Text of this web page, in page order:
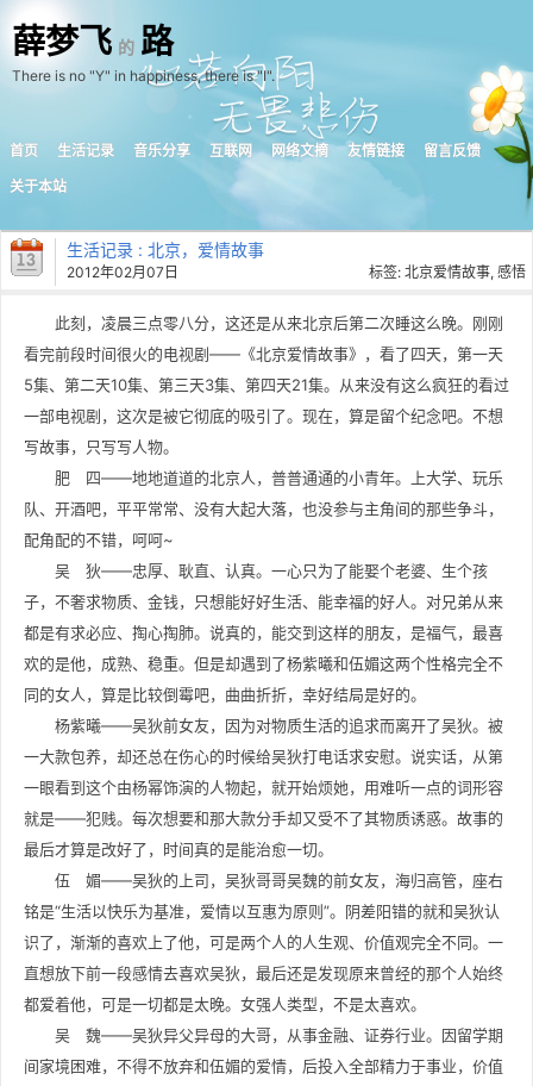
薛梦飞 的 路
There is no "Y" in happiness, there is "I".
首页 生活记录 音乐分享 互联网 网络文摘 友情链接
留言反馈
关于本站
生活记录 : 北京，爱情故事
2012年02月07日 标签: 北京爱情故事, 感悟
此刻，凌晨三点零八分，这还是从来北京后第二次睡这么晚。刚刚
看完前段时间很火的电视剧——《北京爱情故事》，看了四天，第一天
5集、第二天10集、第三天3集、第四天21集。从来没有这么疯狂的看过
一部电视剧，这次是被它彻底的吸引了。现在，算是留个纪念吧。不想
写故事，只写写人物。
肥 四——地地道道的北京人，普普通通的小青年。上大学、玩乐
队、开酒吧，平平常常、没有大起大落，也没参与主角间的那些争斗，
配角配的不错，呵呵~
吴 狄——忠厚、耿直、认真。一心只为了能娶个老婆、生个孩
子，不奢求物质、金钱，只想能好好生活、能幸福的好人。对兄弟从来
都是有求必应、掏心掏肺。说真的，能交到这样的朋友，是福气，最喜
欢的是他，成熟、稳重。但是却遇到了杨紫曦和伍媚这两个性格完全不
同的女人，算是比较倒霉吧，曲曲折折，幸好结局是好的。
杨紫曦——吴狄前女友，因为对物质生活的追求而离开了吴狄。被
一大款包养，却还总在伤心的时候给吴狄打电话求安慰。说实话，从第
一眼看到这个由杨幂饰演的人物起，就开始烦她，用难听一点的词形容
就是——犯贱。每次想要和那大款分手却又受不了其物质诱惑。故事的
最后才算是改好了，时间真的是能治愈一切。
伍 媚——吴狄的上司，吴狄哥哥吴魏的前女友，海归高管，座右
铭是“生活以快乐为基准，爱情以互惠为原则”。阴差阳错的就和吴狄认
识了，渐渐的喜欢上了他，可是两个人的人生观、价值观完全不同。一
直想放下前一段感情去喜欢吴狄，最后还是发现原来曾经的那个人始终
都爱着他，可是一切都是太晚。女强人类型，不是太喜欢。
吴 魏——吴狄异父异母的大哥，从事金融、证券行业。因留学期
间家境困难，不得不放弃和伍媚的爱情，后投入全部精力于事业，价值